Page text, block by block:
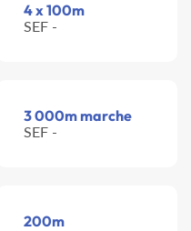
4 x 100m
SEF -
3 000m marche
SEF -
200m